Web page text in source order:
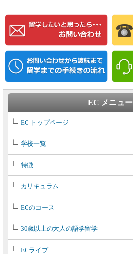
EC メニュー
EC トップページ
学校一覧
特徴
カリキュラム
ECのコース
30歳以上の大人の語学留学
ECライブ